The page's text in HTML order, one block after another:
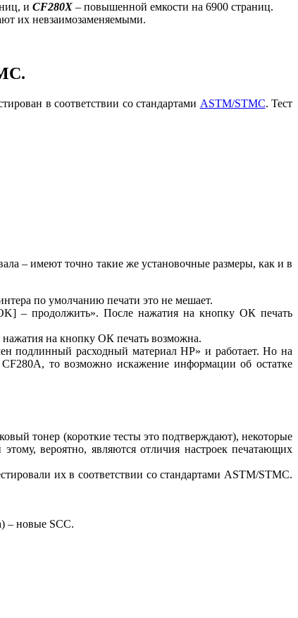
и CF280X – повышенной емкости на 6900 страниц.
их невзаимозаменяемыми.
в соответствии со стандартами ASTM/STMC. Тест
– имеют точно такие же установочные размеры, как и в
по умолчанию печати это не мешает.
– продолжить». После нажатия на кнопку ОК печать
на кнопку ОК печать возможна.
подлинный расходный материал HP» и работает. Но на
CF280A, то возможно искажение информации об остатке
тонер (короткие тесты это подтверждают), некоторые
вероятно, являются отличия настроек печатающих
их в соответствии со стандартами ASTM/STMC.
– новые SCC.